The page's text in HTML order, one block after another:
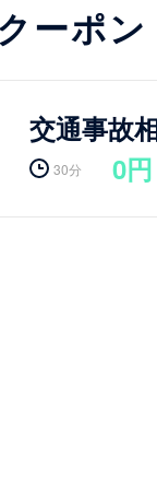
ーポ
交通事故
30分 0円